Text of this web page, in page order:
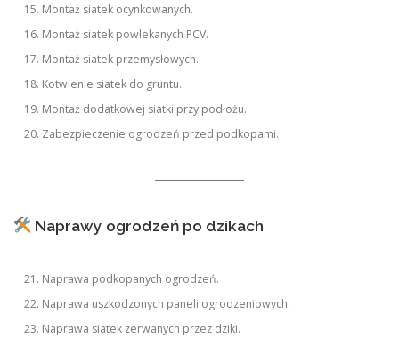
Montaż siatek ocynkowanych.
Montaż siatek powlekanych PCV.
Montaż siatek przemysłowych.
Kotwienie siatek do gruntu.
Montaż dodatkowej siatki przy podłożu.
Zabezpieczenie ogrodzeń przed podkopami.
Naprawy ogrodzeń po dzikach
Naprawa podkopanych ogrodzeń.
Naprawa uszkodzonych paneli ogrodzeniowych.
Naprawa siatek zerwanych przez dziki.